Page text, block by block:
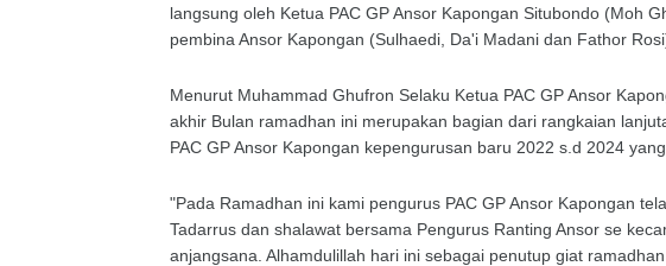
langsung oleh Ketua PAC GP Ansor Kapongan Situbondo (Moh
pembina Ansor Kapongan (Sulhaedi, Da'i Madani dan Fathor
Menurut Muhammad Ghufron Selaku Ketua PAC GP Ansor
akhir Bulan ramadhan ini merupakan bagian dari rangkaian
PAC GP Ansor Kapongan kepengurusan baru 2022 s.d 2024
"Pada Ramadhan ini kami pengurus PAC GP Ansor Kapongan
Tadarrus dan shalawat bersama Pengurus Ranting Ansor se
anjangsana. Alhamdulillah hari ini sebagai penutup giat